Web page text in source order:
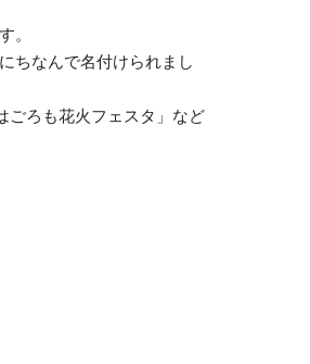
。
ちなんで名付けられまし
ごろも花火フェスタ」など